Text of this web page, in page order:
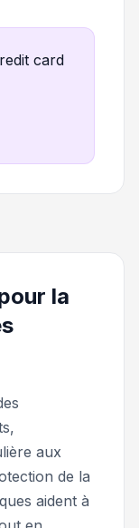
card
la
aux
de la
aident à